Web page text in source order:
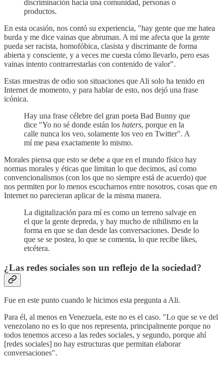
discriminación hacia una comunidad, personas o
productos.
En esta ocasión, nos contó su experiencia, "hay gente que me hatea
burda y me dice vainas que abruman. A mi me afecta que la gente
pueda ser racista, homofóbica, clasista y discrimante de forma
abierta y consciente, y a veces me cuesta cómo llevarlo, pero esas
vainas intento contrarrestarlas con contenido de valor".
Estas muestras de odio son situaciones que Ali solo ha tenido en
Internet de momento, y para hablar de esto, nos dejó una frase
icónica.
Hay una frase célebre del gran poeta Bad Bunny que
dice "Yo no sé donde están los haters, porque en la
calle nunca los veo, solamente los veo en Twitter". A
mí me pasa exactamente lo mismo.
Morales piensa que esto se debe a que en el mundo físico hay
normas morales y éticas que limitan lo que decimos, así como
convencionalismos (con los que no siempre está de acuerdo) que
nos permiten por lo menos escucharnos entre nosotros, cosas que en
Internet no parecieran aplicar de la misma manera.
La digitalización para mí es como un terreno salvaje en
el que la gente depreda, y hay mucho de nihilismo en la
forma en que se dan desde las conversaciones. Desde lo
que se se postea, lo que se comenta, lo que recibe likes,
etcétera.
¿Las redes sociales son un reflejo de la sociedad?
Fue en este punto cuando le hicimos esta pregunta a Ali.
Para él, al menos en Venezuela, este no es el caso. "Lo que se ve del
venezolano no es lo que nos representa, principalmente porque no
todos tenemos acceso a las redes sociales, y segundo, porque ahí
[redes sociales] no hay estructuras que permitan elaborar
conversaciones".